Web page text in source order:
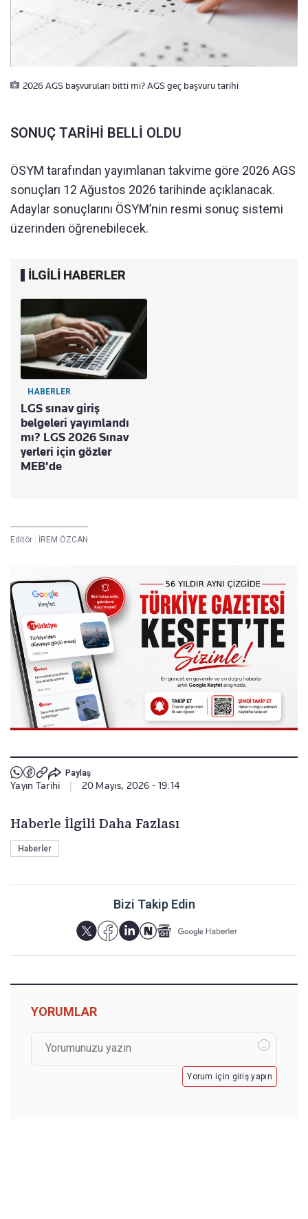
2026 AGS başvuruları bitti mi? AGS geç başvuru tarihi
SONUÇ TARİHİ BELLİ OLDU
ÖSYM tarafından yayımlanan takvime göre 2026 AGS
sonuçları 12 Ağustos 2026 tarihinde açıklanacak.
Adaylar sonuçlarını ÖSYM’nin resmi sonuç sistemi
üzerinden öğrenebilecek.
İLGİLİ HABERLER
HABERLER
LGS sınav giriş
belgeleri yayımlandı
mı? LGS 2026 Sınav
yerleri için gözler
MEB'de
Editör : İREM ÖZCAN
Paylaş
Yayın Tarihi 20 Mayıs, 2026 - 19:14
Haberle İlgili Daha Fazlası
Haberler
Bizi Takip Edin
YORUMLAR
Yorum için giriş yapın